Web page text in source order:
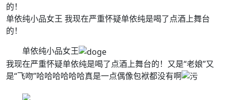
单依纯小品女王 我现在严重怀疑单依纯是喝了点酒上舞台
的！
单依纯小品女王
我现在严重怀疑单依纯是喝了点酒上舞台的！又是“老娘”又
是“飞吻”哈哈哈哈哈哈真是一点偶像包袱都没有啊